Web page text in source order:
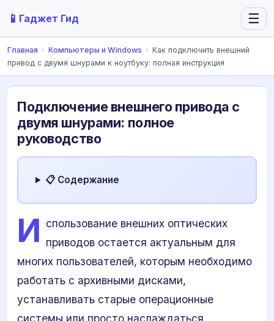
📱 Гаджет Гид ☰
Главная › Компьютеры и Windows › Как подключить внешний
привод с двумя шнурами к ноутбуку: полная инструкция
Подключение внешнего привода с
двумя шнурами: полное
руководство
📋 Содержание
И спользование внешних оптических
приводов остается актуальным для
многих пользователей, которым необходимо
работать с архивными дисками,
устанавливать старые операционные
системы или просто наслаждаться